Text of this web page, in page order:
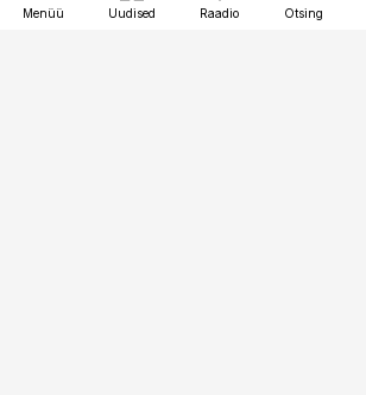
Menüü Uudised Raadio Otsing